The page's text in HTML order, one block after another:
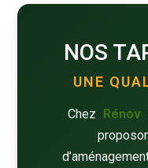
NOS
UNE
Chez